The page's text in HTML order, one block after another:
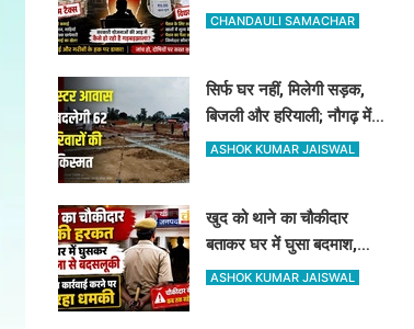
आधार कार्ड ने खोली पोल, होगी
CHANDAULI SAMACHAR
सिर्फ घर नहीं, मिलेगी सड़क,
बिजली और हरियाली; नौगढ़ में
क्लस्टर आवास से बदलेगी 62
ASHOK KUMAR JAISWAL
खुद को थाने का चौकीदार
बताकर घर में घुसा बदमाश,
महिला और पति से मारपीट, दांत
ASHOK KUMAR JAISWAL